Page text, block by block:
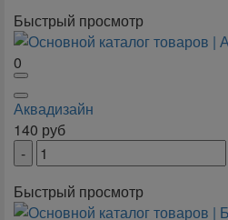
Быстрый просмотр
0
Аквадизайн
140 руб
Быстрый просмотр